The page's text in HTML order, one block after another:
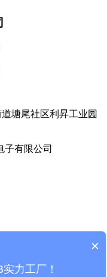
塘尾社区利昇工业园
子有限公司
微波射频×
力工厂！